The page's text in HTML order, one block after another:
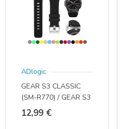
ADlogic
GEAR S3 CLASSIC
(SM-R770) / GEAR S3
FRONTIER (SM-R760)
(22 MM)
12,99 €